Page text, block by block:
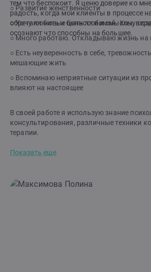
тем что беспокоит. Я ценю доверие ко
радость, когда мои клиенты в процессе
обретают новые ценности и смыслы,
осознают что способны на большее.
○ Развитие женственности
○ Хочу любить и быть любимой. Хочу
○ Много работаю. Откладываю жизнь на
○ Есть неуверенность в себе,
мешающие жить
○ Вспоминаю неприятные ситуации из
влияют на настоящее
В своей работе я использую знание
консультирования, различные техники
терапии.
Показать еще